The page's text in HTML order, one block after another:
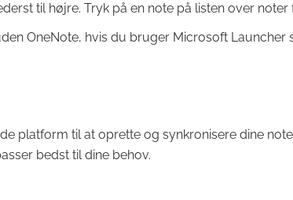
til højre. Tryk på en note på listen over noter
OneNote, hvis du bruger Microsoft
platform til at oprette og synkronisere dine
bedst til dine behov.